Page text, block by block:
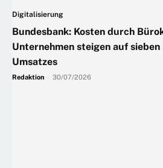
Digitalisierung
Bundesbank: Kosten durch
Unternehmen steigen auf sieben
Umsatzes
Redaktion 30/07/2026